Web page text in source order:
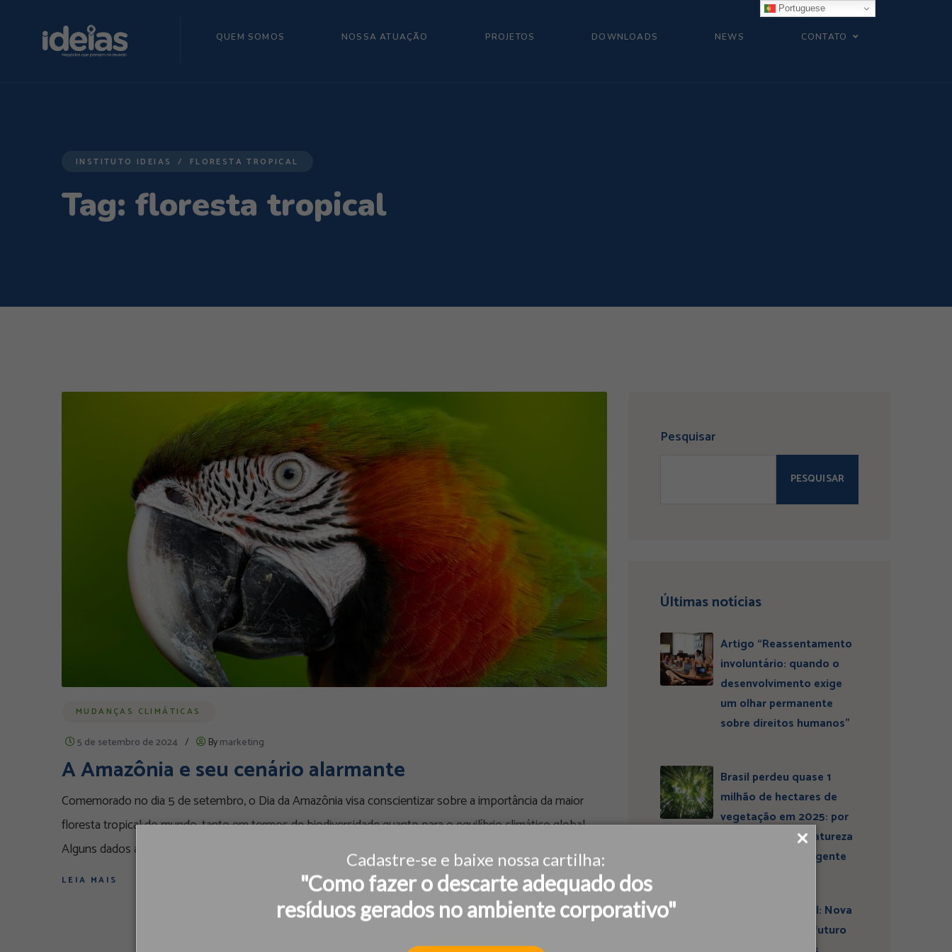
Cadastre-se e baixe nossa cartilha:
"Como fazer o descarte adequado dos
resíduos gerados no ambiente corporativo"
QUEM SOMOS NOSSA ATUAÇÃO PROJETOS DOWNLOADS NEWS CONTATO
INSTITUTO IDEIAS FLORESTA TROPICAL
Tag: floresta tropical
MUDANÇAS CLIMÁTICAS
5 de setembro de 2024 / Bymarketing
A Amazônia e seu cenário alarmante
Comemorado no dia 5 de setembro, o Dia da Amazônia visa conscientizar sobre a importância da maior
floresta tropical do mundo, tanto em termos de biodiversidade quanto para o equilíbrio climático global.
Alguns dados alarmantes sobre a Amazônia: Desmatamento
LEIA MAIS
Pesquisar
PESQUISAR
Últimas notícias
Artigo “Reassentamento
involuntário: quando o
desenvolvimento exige
um olhar permanente
sobre direitos humanos”
Brasil perdeu quase 1
milhão de hectares de
vegetação em 2025: por
que conservar a natureza
continua sendo urgente
Entrevista ESBrasil: Nova
liderança projeta futuro
Portuguese